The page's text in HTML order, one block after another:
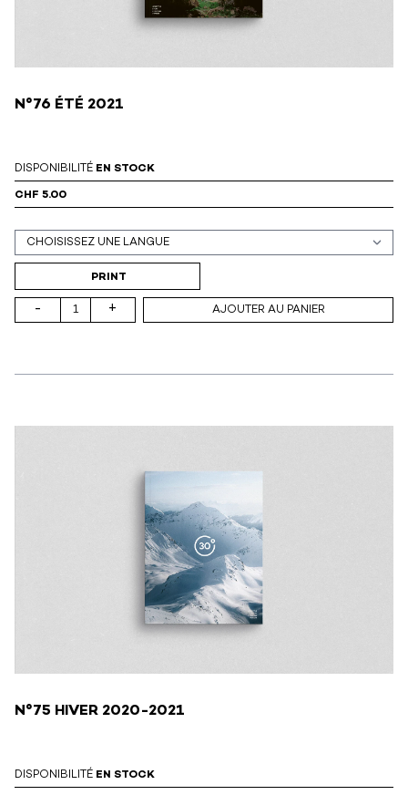
N°76 ÉTÉ 2021
DISPONIBILITÉ EN STOCK
CHF 5.00
Support (print ou digital)
PRINT
- + AJOUTER AU PANIER
N°75 HIVER 2020-2021
DISPONIBILITÉ EN STOCK